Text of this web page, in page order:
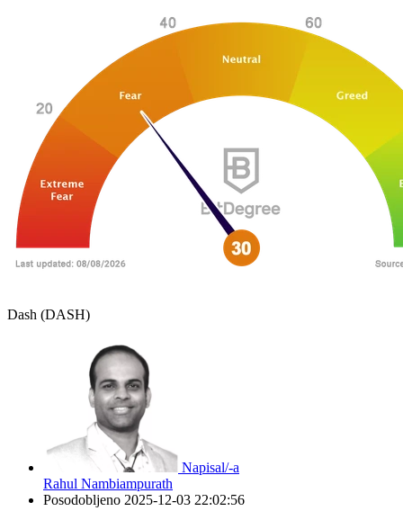
Dash (DASH)
Napisal/-a
Rahul Nambiampurath
Posodobljeno 2025-12-03 22:02:56